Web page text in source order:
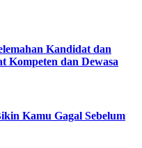
Kandidat dan
Kompeten dan Dewasa
Kamu Gagal Sebelum